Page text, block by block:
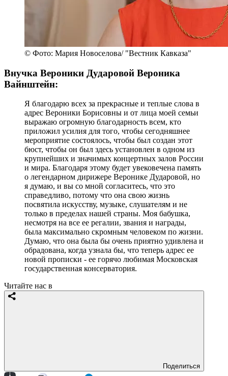
© Фото: Мария Новоселова/ "Вестник Кавказа"
Внучка Вероники Дударовой Вероника
Вайнштейн:
Я благодарю всех за прекрасные и теплые слова в
адрес Вероники Борисовны и от лица моей семьи
выражаю огромную благодарность всем, кто
приложил усилия для того, чтобы сегодняшнее
мероприятие состоялось, чтобы был создан этот
бюст, чтобы он был здесь установлен в одном из
крупнейших и значимых концертных залов России
и мира. Благодаря этому будет увековечена память
о легендарном дирижере Веронике Дударовой, но
я думаю, и вы со мной согласитесь, что это
справедливо, потому что она свою жизнь
посвятила искусству, музыке, слушателям и не
только в пределах нашей страны. Моя бабушка,
несмотря на все ее регалии, звания и награды,
была максимально скромным человеком по жизни.
Думаю, что она была бы очень приятно удивлена и
обрадована, когда узнала бы, что теперь адрес ее
новой прописки - ее горячо любимая Московская
государственная консерватория.
Читайте нас в
Поделиться